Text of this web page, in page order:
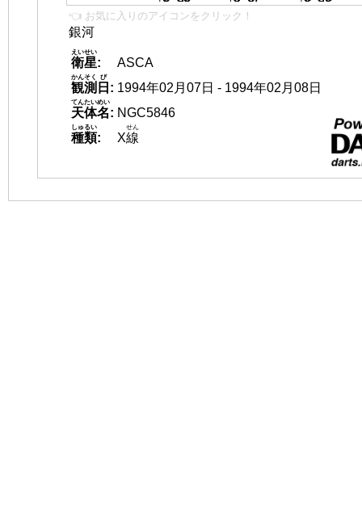
👈 お気に入りのアイコンをクリック！
銀河
衛星
えいせい
:
ASCA
観測
かんそく
日
び
: 1994年02月07日 - 1994年02月08日
天体名
てんたいめい
: NGC5846
種類
しゅるい
: X線
せん